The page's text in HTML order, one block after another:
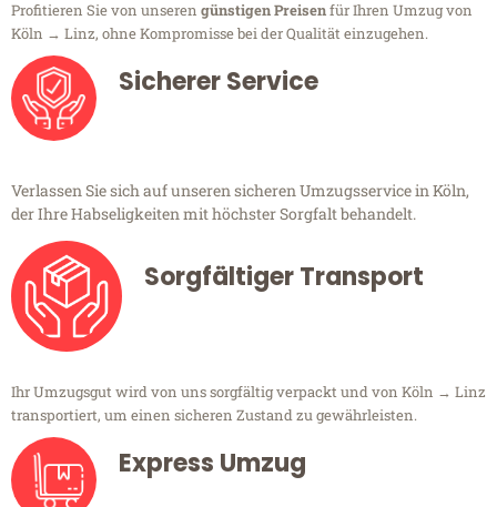
Profitieren Sie von unseren günstigen Preisenfür Ihren Umzug von
Köln → Linz, ohne Kompromisse bei der Qualität einzugehen.
Sicherer Service
Verlassen Sie sich auf unseren sicheren Umzugsservice in Köln,
der Ihre Habseligkeiten mit höchster Sorgfalt behandelt.
Sorgfältiger Transport
Ihr Umzugsgut wird von uns sorgfältig verpackt und von Köln → Linz
transportiert, um einen sicheren Zustand zu gewährleisten.
Express Umzug